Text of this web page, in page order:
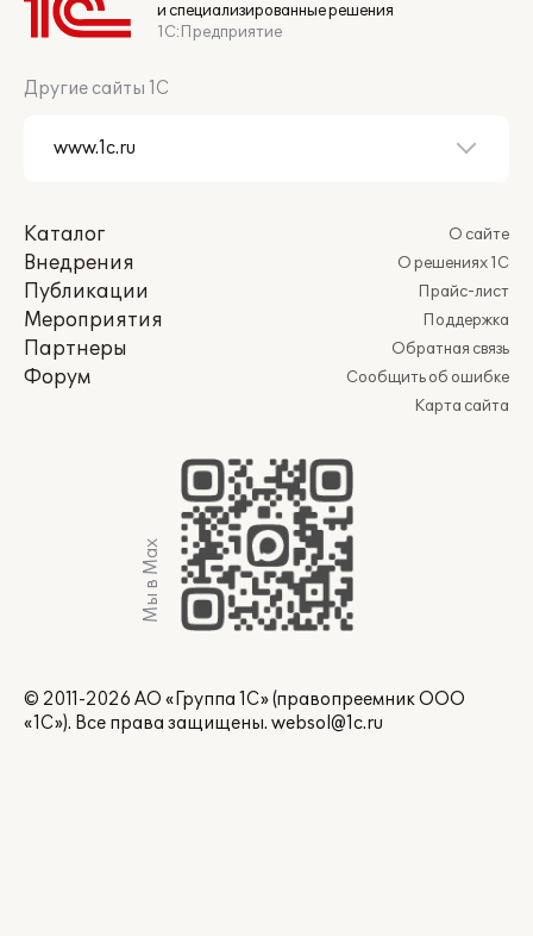
и специализированные решения
1С:Предприятие
Другие сайты 1С
Каталог
Внедрения
Публикации
Мероприятия
Партнеры
Форум
О сайте
О решениях 1С
Прайс-лист
Поддержка
Обратная связь
Сообщить об ошибке
Карта сайта
Мы в Max
© 2011-2026 АО «Группа 1С» (правопреемник ООО
«1С»). Все права защищены. websol@1c.ru